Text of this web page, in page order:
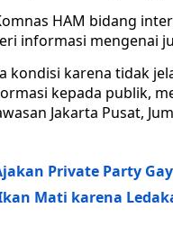
HAM bidang
informasi mengenai
kondisi karena tidak
kepada publik,
Jakarta Pusat,
Private Party
Mati karena